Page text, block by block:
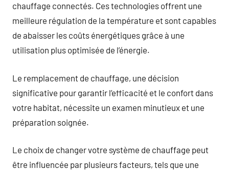
chauffage connectés. Ces technologies offrent une
meilleure régulation de la température et sont capables
de abaisser les coûts énergétiques grâce à une
utilisation plus optimisée de l’énergie.
Le remplacement de chauffage, une décision
significative pour garantir l’efficacité et le confort dans
votre habitat, nécessite un examen minutieux et une
préparation soignée.
Le choix de changer votre système de chauffage peut
être influencée par plusieurs facteurs, tels que une